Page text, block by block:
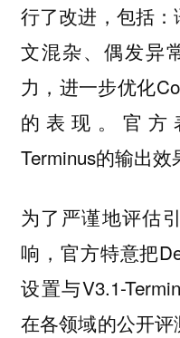
行了改进，包括
文混杂、偶发异
力，进一步优化
的表现。官方
Terminus的输出
为了严谨地评估
响，官方特意把
设置与V3.1-
在各领域的公开评